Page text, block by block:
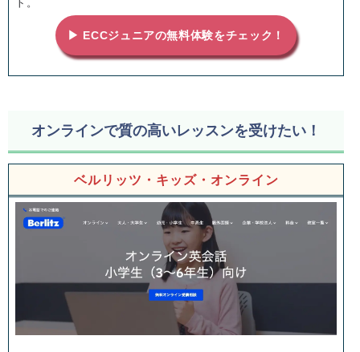
ト。
▶ ECCジュニアの無料体験をチェック！
オンラインで質の高いレッスンを受けたい！
ベルリッツ・キッズ・オンライン